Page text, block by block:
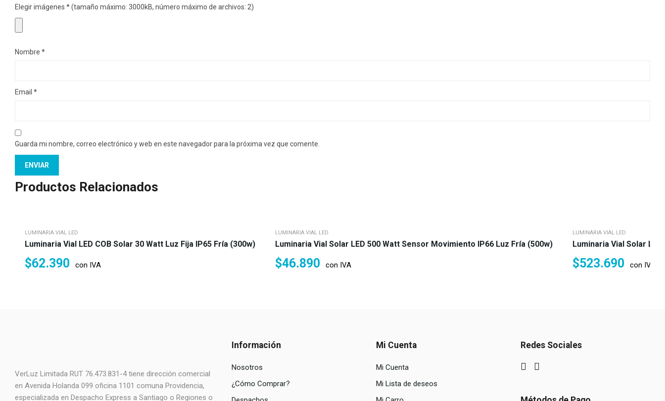
Elegir imágenes *(tamaño máximo: 3000kB, número máximo de archivos: 2)
Nombre *
Email *
Guarda mi nombre, correo electrónico y web en este navegador para la próxima vez que comente.
Productos Relacionados
LUMINARIA VIAL LED
Luminaria Vial LED COB Solar 30 Watt Luz Fija IP65 Fría (300w)
$62.390 con IVA
LUMINARIA VIAL LED
Luminaria Vial Solar LED 500 Watt Sensor Movimiento IP66 Luz Fría (500w)
$46.890 con IVA
LUMINARIA VIAL LED
Luminaria Vial Solar
$523.690 con IVA
VerLuz Limitada RUT 76.473.831-4 tiene dirección comercial
en Avenida Holanda 099 oficina 1101 comuna Providencia,
especializada en Despacho Express a Santiago o Regiones o
Información
Nosotros
¿Cómo Comprar?
Mi Cuenta
Mi Cuenta
Mi Lista de deseos
Redes Sociales